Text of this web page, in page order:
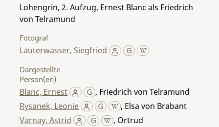
Lohengrin, 2. Aufzug, Ernest Blanc als Friedrich
von Telramund
Fotograf
Lauterwasser, Siegfried
Dargestellte
Person(en)
Blanc, Ernest , Friedrich von Telramund
Rysanek, Leonie
, Elsa von Brabant
Varnay, Astrid
, Ortrud